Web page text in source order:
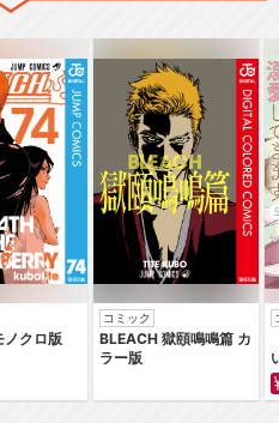
ノクロ版
コミック
BLEACH 獄頤鳴鳴篇 カ
ラー版